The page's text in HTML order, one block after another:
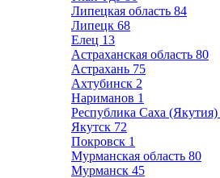
Липецкая область 84
Липецк 68
Елец 13
Астраханская область 80
Астрахань 75
Ахтубинск 2
Нариманов 1
Республика Саха (Якутия)
Якутск 72
Покровск 1
Мурманская область 80
Мурманск 45